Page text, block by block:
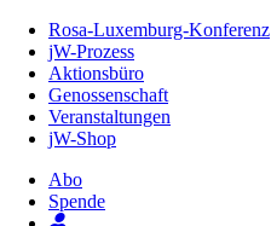
Inhalt
Seite
Rosa-Luxemburg-Konferenz
jW-Prozess
Aktionsbüro
Genossenschaft
Veranstaltungen
jW-Shop
Abo
Spende